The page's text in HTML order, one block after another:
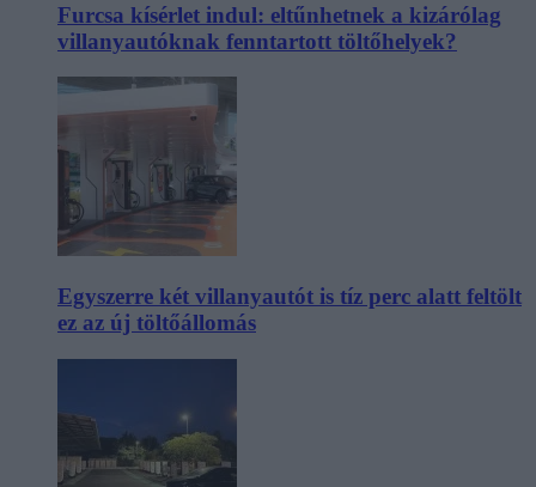
Furcsa kísérlet indul: eltűnhetnek a kizárólag
villanyautóknak fenntartott töltőhelyek?
Egyszerre két villanyautót is tíz perc alatt feltölt
ez az új töltőállomás